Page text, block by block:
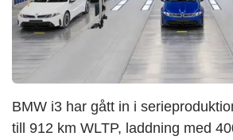
BMW i3 har gått in i
till 912 km WLTP, laddning med